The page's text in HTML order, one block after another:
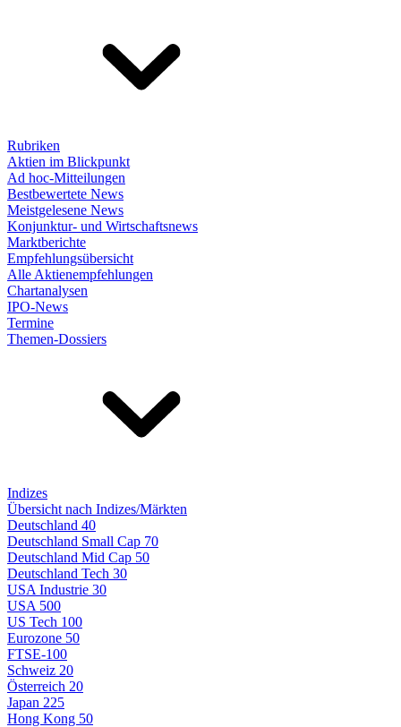
Rubriken
Aktien im Blickpunkt
Ad hoc-Mitteilungen
Bestbewertete News
Meistgelesene News
Konjunktur- und Wirtschaftsnews
Marktberichte
Empfehlungsübersicht
Alle Aktienempfehlungen
Chartanalysen
IPO-News
Termine
Themen-Dossiers
Indizes
Übersicht nach Indizes/Märkten
Deutschland 40
Deutschland Small Cap 70
Deutschland Mid Cap 50
Deutschland Tech 30
USA Industrie 30
USA 500
US Tech 100
Eurozone 50
FTSE-100
Schweiz 20
Österreich 20
Japan 225
Hong Kong 50